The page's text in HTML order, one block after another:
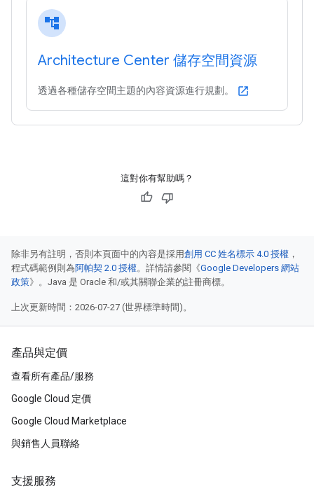
account_tree
Architecture Center 儲存空間資源
透過各種儲存空間主題的內容資源進行規劃。 open_in_new
這對你有幫助嗎？
除非另有註明，否則本頁面中的內容是採用創用 CC 姓名標示 4.0 授權 ，
程式碼範例則為阿帕契 2.0 授權。詳情請參閱《Google Developers 網站
政策》。Java 是 Oracle 和/或其關聯企業的註冊商標。
上次更新時間：2026-07-27 (世界標準時間)。
產品與定價
查看所有產品/服務
Google Cloud 定價
Google Cloud Marketplace
與銷售人員聯絡
支援服務